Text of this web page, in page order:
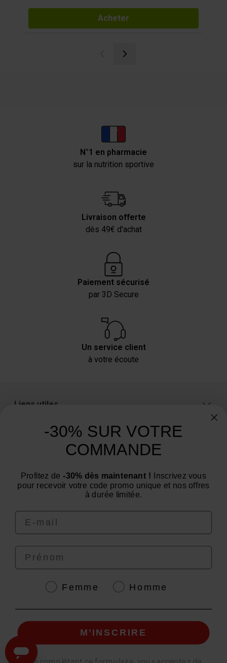
Acheter
N°1 en pharmacie
sur la nutrition sportive
Livraison offerte
dès 49€ d'achat
Paiement sécurisé
par 3D Secure
Un service client
à votre écoute
Liens utiles
Nous contacter par email
© EAFIT 2026 | Paiement sécurisé | *Norme AFNOR NF EN 17444. Voir fiche
produit.
granions.fr|punch-power.com
-30% SUR VOTRE
COMMANDE
Profitez de -30% dès maintenant ! Inscrivez vous
pour recevoir votre code promo unique et nos offres
à durée limitée.
Email
Prénom
GenreFemme Homme
M’INSCRIRE